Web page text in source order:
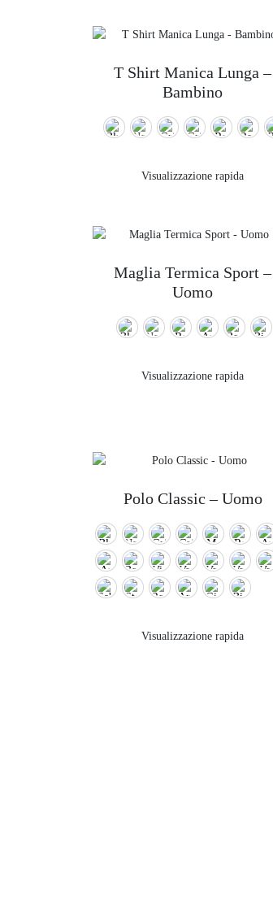
T Shirt Manica Lunga –
Bambino
Visualizzazione rapida
Maglia Termica Sport –
Uomo
Visualizzazione rapida
Polo Classic – Uomo
Visualizzazione rapida